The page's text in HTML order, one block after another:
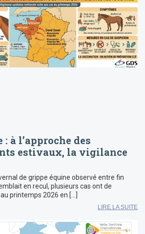
à l’approche des
estivaux, la vigilance
de grippe équine observé entre fin
en recul, plusieurs cas ont de
printemps 2026 en […]
LIRE LA SUITE